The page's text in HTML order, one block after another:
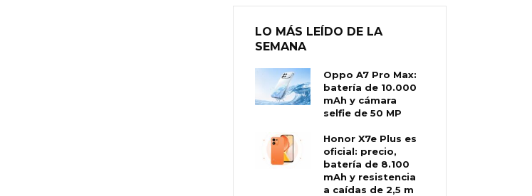
LO MÁS LEÍDO DE LA
SEMANA
Oppo A7 Pro Max:
batería de 10.000
mAh y cámara
selfie de 50 MP
Honor X7e Plus es
oficial: precio,
batería de 8.100
mAh y resistencia
a caídas de 2,5 m